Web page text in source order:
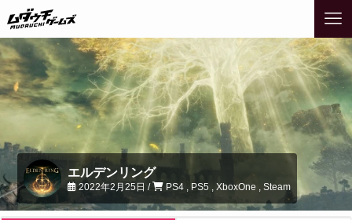
エルデンリング
2022年2月25日 / PS4 , PS5 , XboxOne , Steam